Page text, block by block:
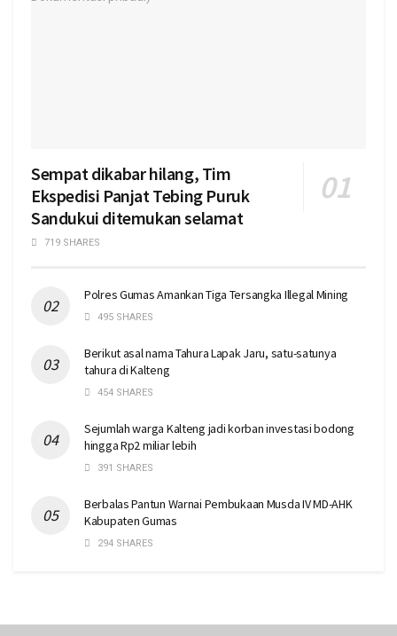
Sempat dikabar hilang, Tim
Ekspedisi Panjat Tebing Puruk
Sandukui ditemukan selamat
719 SHARES
Polres Gumas Amankan Tiga Tersangka Illegal Mining
495 SHARES
Berikut asal nama Tahura Lapak Jaru, satu-satunya
tahura di Kalteng
454 SHARES
Sejumlah warga Kalteng jadi korban investasi bodong
hingga Rp2 miliar lebih
391 SHARES
Berbalas Pantun Warnai Pembukaan Musda IV MD-AHK
Kabupaten Gumas
294 SHARES